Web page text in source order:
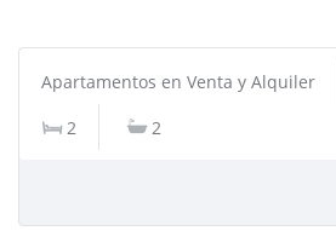
Apartamentos en Venta y Alquiler
2
2